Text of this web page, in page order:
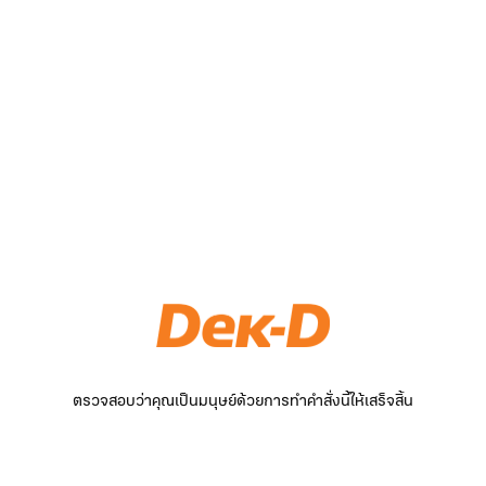
ตรวจสอบว่าคุณเป็นมนุษย์ด้วยการทำคำสั่งนี้ให้เสร็จสิ้น